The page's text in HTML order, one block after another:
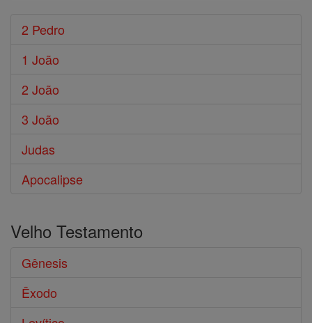
2 Pedro
1 João
2 João
3 João
Judas
Apocalipse
Velho Testamento
Gênesis
Êxodo